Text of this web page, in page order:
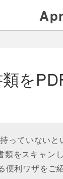
を
っていないと
をスキャン
利ワザをご